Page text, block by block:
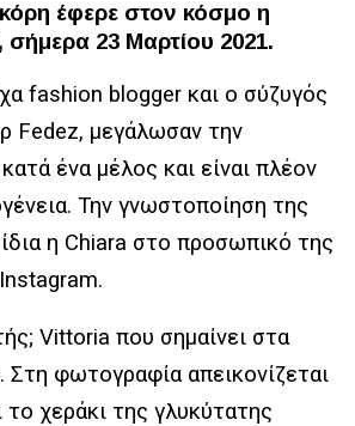
έφερε στον κόσμο η
23 Μαρτίου 2021.
fashion blogger και ο σύζυγός
Fedez, μεγάλωσαν την
ένα μέλος και είναι πλέον
Την γνωστοποίηση της
η Chiara στο προσωπικό της
Vittoria που σημαίνει στα
Στη φωτογραφία απεικονίζεται
το χεράκι της γλυκύτατης